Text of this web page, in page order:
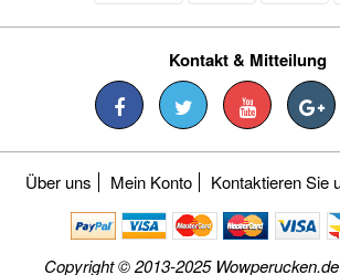
Kontakt & Mitteilung
Über uns Mein Konto Kontaktieren Sie
Copyright © 2013-2025